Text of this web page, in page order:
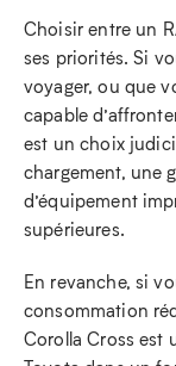
Choisir entre un
ses priorités. Si
voyager, ou que
capable
est un choix
chargement, une
d’équipement
supérieures.
En revanche, si
consommation
Corolla Cross est